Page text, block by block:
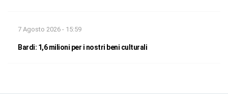
7 Agosto 2026 - 15:59
Bardi: 1,6 milioni per i nostri beni culturali